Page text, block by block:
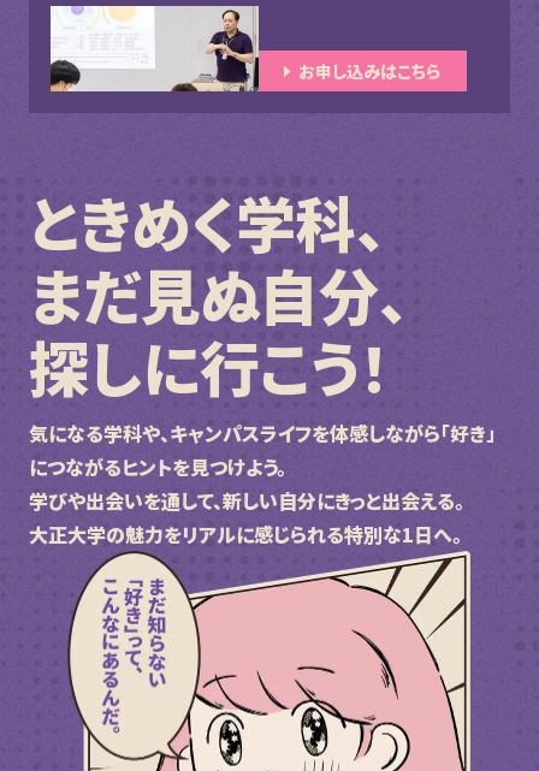
お申し込みはこちら
ときめく学科、
まだ見ぬ自分、
探しに行こう！
気になる学科や、キャンパスライフを体感しながら「好き」
につながるヒントを見つけよう。
学びや出会いを通して、新しい自分にきっと出会える。
大正大学の魅力をリアルに感じられる特別な1日へ。